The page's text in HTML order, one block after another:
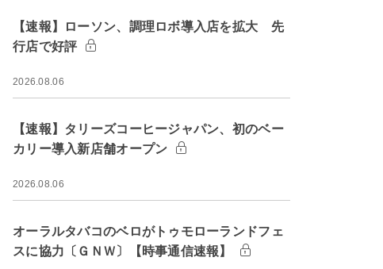
【速報】ローソン、調理ロボ導入店を拡大 先
行店で好評
2026.08.06
【速報】タリーズコーヒージャパン、初のベー
カリー導入新店舗オープン
2026.08.06
オーラルタバコのベロがトゥモローランドフェ
スに協力〔ＧＮＷ〕【時事通信速報】